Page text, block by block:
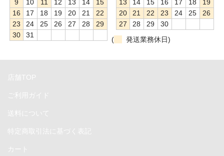
HDMI&DisplayPort
NVMe
USB
電源プラグ
9
10 11 12 13 14
15
16
17 18 19 20 21
22
23
24 25 26 27 28
29
30
31
13
14 15 16 17 18
19
20
21 22 23 24 25
26
27
28 29
30
(
発送業務休日)
店舗TOP
ご利用ガイド
送料について
特定商取引法に基づく表記
カート